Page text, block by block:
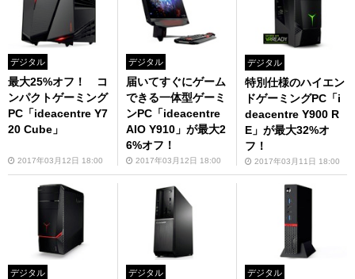
デジタル
最大25%オフ！ コ
ンパクトゲーミング
PC「ideacentre Y7
20 Cube」
2017年03月12日 18:00
デジタル
届いてすぐにゲーム
できる一体型ゲーミ
ンPC「ideacentre
AIO Y910」が最大2
6%オフ！
2017年03月12日 18:00
デジタル
特別仕様のハイエン
ドゲーミングPC「i
deacentre Y900 R
E」が最大32%オ
フ！
2017年03月11日 18:00
デジタル デジタル デジタル